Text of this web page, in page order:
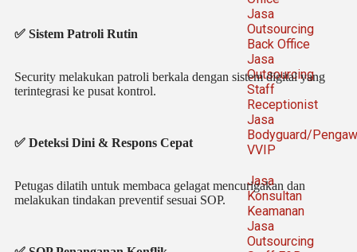
Jasa
Outsourcing
Back Office
Jasa
Outsourcing
Staff
Receptionist
Jasa
Bodyguard/
VVIP
Jasa
Konsultan
Keamanan
Jasa
Outsourcing
✅ Sistem Patroli Rutin
Security melakukan patroli berkala dengan sistem digital yang
terintegrasi ke pusat kontrol.
✅ Deteksi Dini & Respons Cepat
Petugas dilatih untuk membaca gelagat mencurigakan dan
melakukan tindakan preventif sesuai SOP.